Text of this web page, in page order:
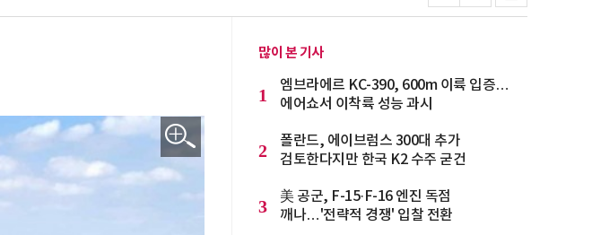
많이 본 기사
1
엠브라에르 KC-390, 600m 이륙 입증…
에어쇼서 이착륙 성능 과시
2
폴란드, 에이브럼스 300대 추가
검토한다지만 한국 K2 수주 굳건
3
美 공군, F-15·F-16 엔진 독점
깨나…'전략적 경쟁' 입찰 전환